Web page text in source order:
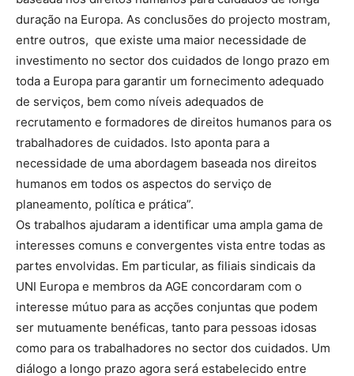
duração na Europa. As conclusões do projecto mostram,
entre outros, que existe uma maior necessidade de
investimento no sector dos cuidados de longo prazo em
toda a Europa para garantir um fornecimento adequado
de serviços, bem como níveis adequados de
recrutamento e formadores de direitos humanos para os
trabalhadores de cuidados. Isto aponta para a
necessidade de uma abordagem baseada nos direitos
humanos em todos os aspectos do serviço de
planeamento, política e prática”.
Os trabalhos ajudaram a identificar uma ampla gama de
interesses comuns e convergentes vista entre todas as
partes envolvidas. Em particular, as filiais sindicais da
UNI Europa e membros da AGE concordaram com o
interesse mútuo para as acções conjuntas que podem
ser mutuamente benéficas, tanto para pessoas idosas
como para os trabalhadores no sector dos cuidados. Um
diálogo a longo prazo agora será estabelecido entre